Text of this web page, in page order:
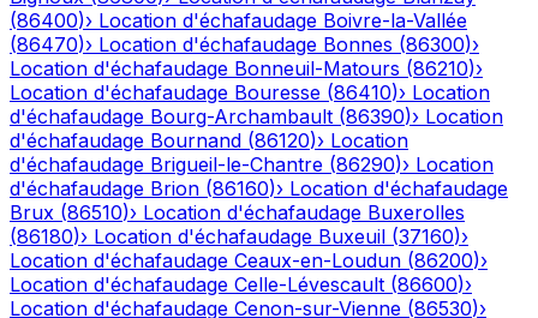
(86400)› Location d'échafaudage Boivre-la-Vallée
(86470)› Location d'échafaudage Bonnes (86300)›
Location d'échafaudage Bonneuil-Matours (86210)›
Location d'échafaudage Bouresse (86410)› Location
d'échafaudage Bourg-Archambault (86390)› Location
d'échafaudage Bournand (86120)› Location
d'échafaudage Brigueil-le-Chantre (86290)› Location
d'échafaudage Brion (86160)› Location d'échafaudage
Brux (86510)› Location d'échafaudage Buxerolles
(86180)› Location d'échafaudage Buxeuil (37160)›
Location d'échafaudage Ceaux-en-Loudun (86200)›
Location d'échafaudage Celle-Lévescault (86600)›
Location d'échafaudage Cenon-sur-Vienne (86530)›